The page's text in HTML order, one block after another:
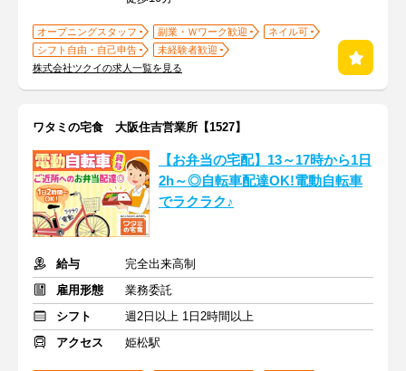
オープニングスタッフ 副業・Ｗワーク歓迎
ネイル可
シフト自由・自己申告
未経験者歓迎
株式会社ツクイの求人一覧を見る
ワタミの宅食 大阪住吉営業所【1527】
【お弁当の宅配】13～17時から1日
2h～◎自転車配達OK!電動自転車
でラクラク♪
給与
完全出来高制
雇用形態
業務委託
シフト
週2日以上 1日2時間以上
アクセス
姫松駅